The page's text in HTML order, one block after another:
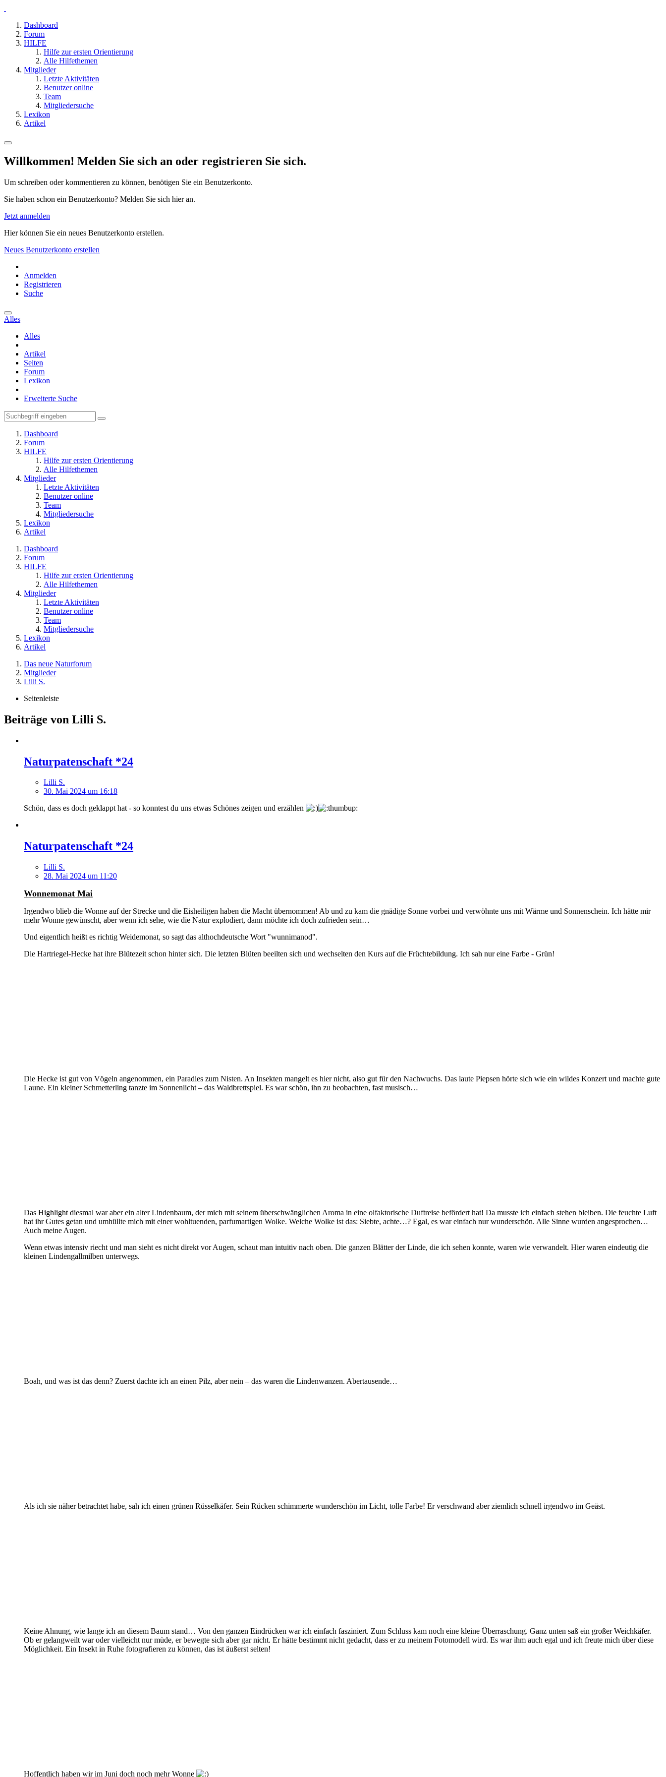
Dashboard
Forum
HILFE
Hilfe zur ersten Orientierung
Alle Hilfethemen
Mitglieder
Letzte Aktivitäten
Benutzer online
Team
Mitgliedersuche
Lexikon
Artikel
Willkommen! Melden Sie sich an oder registrieren Sie sich.
Um schreiben oder kommentieren zu können, benötigen Sie ein Benutzerkonto.
Sie haben schon ein Benutzerkonto? Melden Sie sich hier an.
Jetzt anmelden
Hier können Sie ein neues Benutzerkonto erstellen.
Neues Benutzerkonto erstellen
Anmelden
Registrieren
Suche
Alles
Alles
Artikel
Seiten
Forum
Lexikon
Erweiterte Suche
Dashboard
Forum
HILFE
Hilfe zur ersten Orientierung
Alle Hilfethemen
Mitglieder
Letzte Aktivitäten
Benutzer online
Team
Mitgliedersuche
Lexikon
Artikel
Dashboard
Forum
HILFE
Hilfe zur ersten Orientierung
Alle Hilfethemen
Mitglieder
Letzte Aktivitäten
Benutzer online
Team
Mitgliedersuche
Lexikon
Artikel
Das neue Naturforum
Mitglieder
Lilli S.
Seitenleiste
Beiträge von Lilli S.
Naturpatenschaft *24
Lilli S.
30. Mai 2024 um 16:18
Schön, dass es doch geklappt hat - so konntest du uns etwas Schönes zeigen und erzählen
Naturpatenschaft *24
Lilli S.
28. Mai 2024 um 11:20
Wonnemonat Mai
Irgendwo blieb die Wonne auf der Strecke und die Eisheiligen haben die Macht übernommen! Ab und zu kam die gnädige Sonne vorbei und verwöhnte uns mit Wärme und Sonnenschein. Ich hätte mir
mehr Wonne gewünscht, aber wenn ich sehe, wie die Natur explodiert, dann möchte ich doch zufrieden sein…
Und eigentlich heißt es richtig Weidemonat, so sagt das althochdeutsche Wort "wunnimanod".
Die Hartriegel-Hecke hat ihre Blütezeit schon hinter sich. Die letzten Blüten beeilten sich und wechselten den Kurs auf die Früchtebildung. Ich sah nur eine Farbe - Grün!
Die Hecke ist gut von Vögeln angenommen, ein Paradies zum Nisten. An Insekten mangelt es hier nicht, also gut für den Nachwuchs. Das laute Piepsen hörte sich wie ein wildes Konzert und machte gute
Laune. Ein kleiner Schmetterling tanzte im Sonnenlicht – das Waldbrettspiel. Es war schön, ihn zu beobachten, fast musisch…
Das Highlight diesmal war aber ein alter Lindenbaum, der mich mit seinem überschwänglichen Aroma in eine olfaktorische Duftreise befördert hat! Da musste ich einfach stehen bleiben. Die feuchte Luft
hat ihr Gutes getan und umhüllte mich mit einer wohltuenden, parfumartigen Wolke. Welche Wolke ist das: Siebte, achte…? Egal, es war einfach nur wunderschön. Alle Sinne wurden angesprochen…
Auch meine Augen.
Wenn etwas intensiv riecht und man sieht es nicht direkt vor Augen, schaut man intuitiv nach oben. Die ganzen Blätter der Linde, die ich sehen konnte, waren wie verwandelt. Hier waren eindeutig die
kleinen Lindengallmilben unterwegs.
Boah, und was ist das denn? Zuerst dachte ich an einen Pilz, aber nein – das waren die Lindenwanzen. Abertausende…
Als ich sie näher betrachtet habe, sah ich einen grünen Rüsselkäfer. Sein Rücken schimmerte wunderschön im Licht, tolle Farbe! Er verschwand aber ziemlich schnell irgendwo im Geäst.
Keine Ahnung, wie lange ich an diesem Baum stand… Von den ganzen Eindrücken war ich einfach fasziniert. Zum Schluss kam noch eine kleine Überraschung. Ganz unten saß ein großer Weichkäfer.
Ob er gelangweilt war oder vielleicht nur müde, er bewegte sich aber gar nicht. Er hätte bestimmt nicht gedacht, dass er zu meinem Fotomodell wird. Es war ihm auch egal und ich freute mich über diese
Möglichkeit. Ein Insekt in Ruhe fotografieren zu können, das ist äußerst selten!
Hoffentlich haben wir im Juni doch noch mehr Wonne